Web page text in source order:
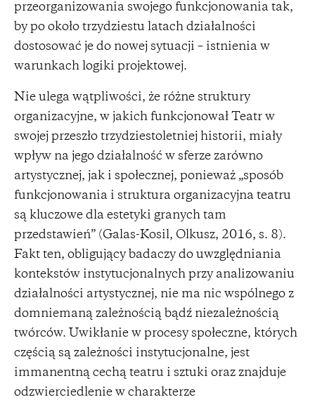
przeorganizowania swojego funkcjonowania tak,
by po około trzydziestu latach działalności
dostosować je do nowej sytuacji – istnienia w
warunkach logiki projektowej.
Nie ulega wątpliwości, że różne struktury
organizacyjne, w jakich funkcjonował Teatr w
swojej przeszło trzydziestoletniej historii, miały
wpływ na jego działalność w sferze zarówno
artystycznej, jak i społecznej, ponieważ „sposób
funkcjonowania i struktura organizacyjna teatru
są kluczowe dla estetyki granych tam
przedstawień” (Galas-Kosil, Olkusz, 2016, s. 8).
Fakt ten, obligujący badaczy do uwzględniania
kontekstów instytucjonalnych przy analizowaniu
działalności artystycznej, nie ma nic wspólnego z
domniemaną zależnością bądź niezależnością
twórców. Uwikłanie w procesy społeczne, których
częścią są zależności instytucjonalne, jest
immanentną cechą teatru i sztuki oraz znajduje
odzwierciedlenie w charakterze